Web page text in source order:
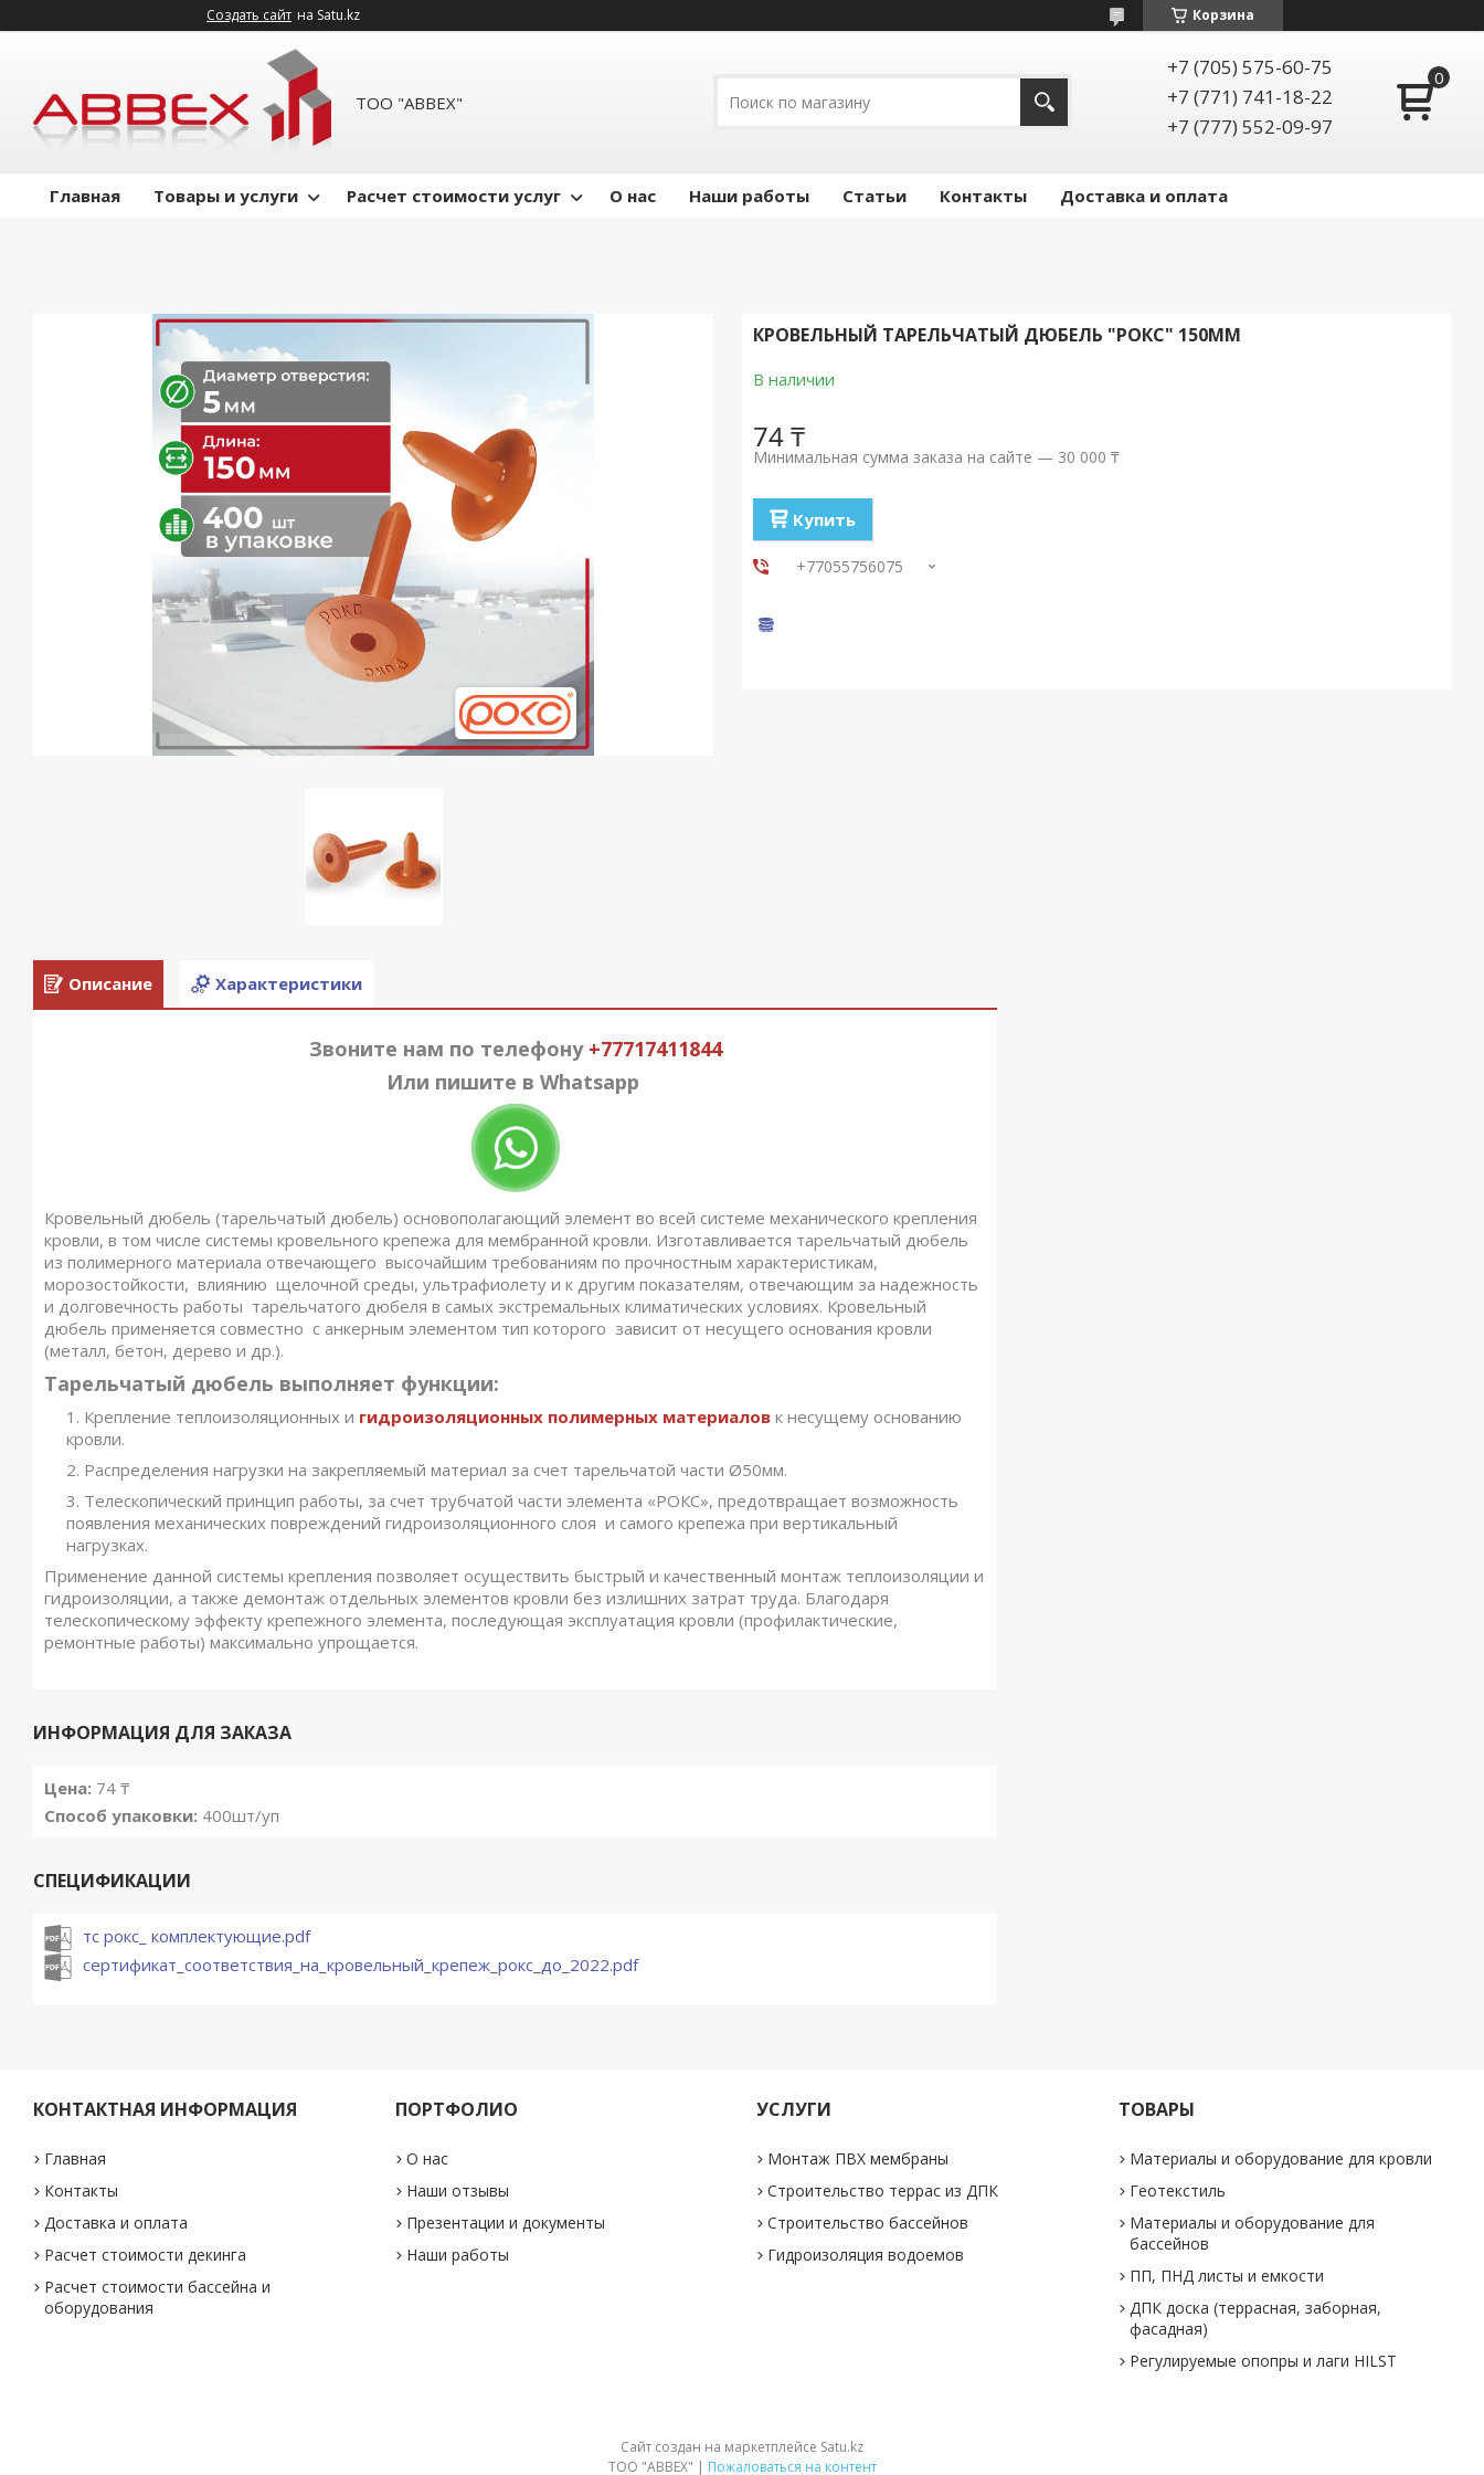
Создать сайт на Satu.kz Корзина
ТОО "ABBEX"
+7 (705) 575-60-75
+7 (771) 741-18-22
+7 (777) 552-09-97
Главная Товары и услуги Расчет стоимости услуг О нас Наши работы Статьи Контакты Доставка и оплата
КРОВЕЛЬНЫЙ ТАРЕЛЬЧАТЫЙ ДЮБЕЛЬ "РОКС" 150ММ
В наличии
74 ₸
Минимальная сумма заказа на сайте — 30 000 ₸
Купить
+77055756075
Описание Характеристики
Звоните нам по телефону +77717411844
Или пишите в Whatsapp
Кровельный дюбель (тарельчатый дюбель) основополагающий элемент во всей системе механического крепления
кровли, в том числе системы кровельного крепежа для мембранной кровли. Изготавливается тарельчатый дюбель
из полимерного материала отвечающего высочайшим требованиям по прочностным характеристикам,
морозостойкости, влиянию щелочной среды, ультрафиолету и к другим показателям, отвечающим за надежность
и долговечность работы тарельчатого дюбеля в самых экстремальных климатических условиях. Кровельный
дюбель применяется совместно с анкерным элементом тип которого зависит от несущего основания кровли
(металл, бетон, дерево и др.).
Тарельчатый дюбель выполняет функции:
Крепление теплоизоляционных и гидроизоляционных полимерных материалов к несущему основанию
кровли.
Распределения нагрузки на закрепляемый материал за счет тарельчатой части Ø50мм.
Телескопический принцип работы, за счет трубчатой части элемента «РОКС», предотвращает возможность
появления механических повреждений гидроизоляционного слоя и самого крепежа при вертикальный
нагрузках.
Применение данной системы крепления позволяет осуществить быстрый и качественный монтаж теплоизоляции и
гидроизоляции, а также демонтаж отдельных элементов кровли без излишних затрат труда. Благодаря
телескопическому эффекту крепежного элемента, последующая эксплуатация кровли (профилактические,
ремонтные работы) максимально упрощается.
ИНФОРМАЦИЯ ДЛЯ ЗАКАЗА
Цена: 74 ₸
Способ упаковки: 400шт/уп
СПЕЦИФИКАЦИИ
тс рокс_ комплектующие.pdf
сертификат_соответствия_на_кровельный_крепеж_рокс_до_2022.pdf
КОНТАКТНАЯ ИНФОРМАЦИЯ
Главная
Контакты
Доставка и оплата
Расчет стоимости декинга
Расчет стоимости бассейна и
оборудования
ПОРТФОЛИО
О нас
Наши отзывы
Презентации и документы
Наши работы
УСЛУГИ
Монтаж ПВХ мембраны
Строительство террас из ДПК
Строительство бассейнов
Гидроизоляция водоемов
ТОВАРЫ
Материалы и оборудование для кровли
Геотекстиль
Материалы и оборудование для
бассейнов
ПП, ПНД листы и емкости
ДПК доска (террасная, заборная,
фасадная)
Регулируемые опопры и лаги HILST
Сайт создан на маркетплейсе Satu.kz
ТОО "ABBEX" | Пожаловаться на контент